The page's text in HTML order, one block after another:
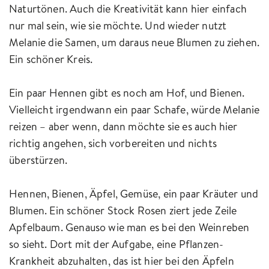
Naturtönen. Auch die Kreativität kann hier einfach
nur mal sein, wie sie möchte. Und wieder nutzt
Melanie die Samen, um daraus neue Blumen zu ziehen.
Ein schöner Kreis.
Ein paar Hennen gibt es noch am Hof, und Bienen.
Vielleicht irgendwann ein paar Schafe, würde Melanie
reizen – aber wenn, dann möchte sie es auch hier
richtig angehen, sich vorbereiten und nichts
überstürzen.
Hennen, Bienen, Äpfel, Gemüse, ein paar Kräuter und
Blumen. Ein schöner Stock Rosen ziert jede Zeile
Apfelbaum. Genauso wie man es bei den Weinreben
so sieht. Dort mit der Aufgabe, eine Pflanzen-
Krankheit abzuhalten, das ist hier bei den Äpfeln